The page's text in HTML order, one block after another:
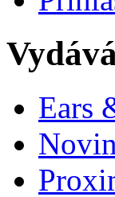
Ears